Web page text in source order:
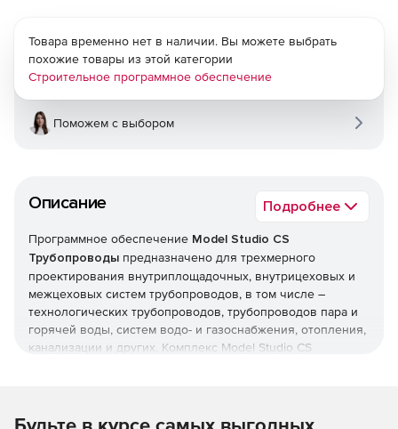
Описание Подробнее
Программное обеспечение Model Studio CS
Трубопроводы предназначено для трехмерного
проектирования внутриплощадочных, внутрицеховых и
межцеховых систем трубопроводов, в том числе –
технологических трубопроводов, трубопроводов пара и
горячей воды, систем водо- и газоснабжения, отопления,
канализации и других. Комплекс Model Studio CS
Товара временно нет в наличии. Вы можете выбрать
похожие товары из этой категории
Строительное программное обеспечение
Поможем с выбором